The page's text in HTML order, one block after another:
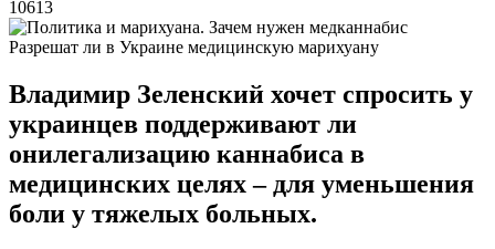
10613
Разрешат ли в Украине медицинскую марихуану
Владимир Зеленский хочет спросить у
украинцев поддерживают ли
онилегализацию каннабиса в
медицинских целях – для уменьшения
боли у тяжелых больных.